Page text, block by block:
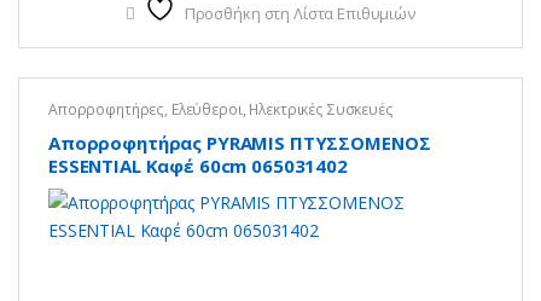
Προσθήκη στη Λίστα Επιθυμιών
Απορροφητήρες, Ελεύθεροι, Ηλεκτρικές Συσκευές
Απορροφητήρας PYRAMIS ΠΤΥΣΣΟΜΕΝΟΣ
ESSENTIAL Καφέ 60cm 065031402